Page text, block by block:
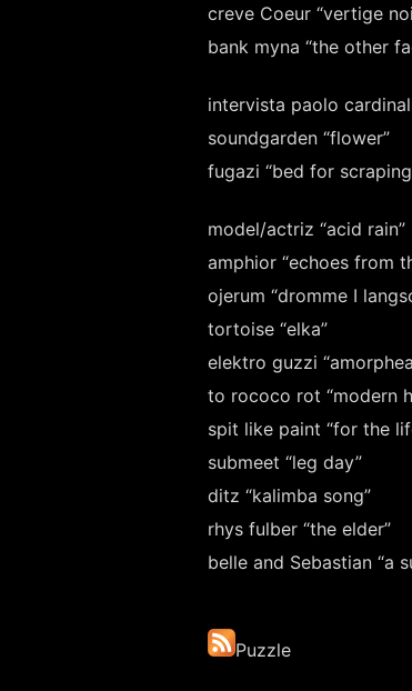
creve Coeur “vertige
bank myna “the other
intervista paolo
soundgarden “flower”
fugazi “bed for
model/actriz “acid rain”
amphior “echoes from
ojerum “dromme I
tortoise “elka”
elektro guzzi
to rococo rot “modern
spit like paint “for the
submeet “leg day”
ditz “kalimba song”
rhys fulber “the elder”
belle and Sebastian “a
Puzzle